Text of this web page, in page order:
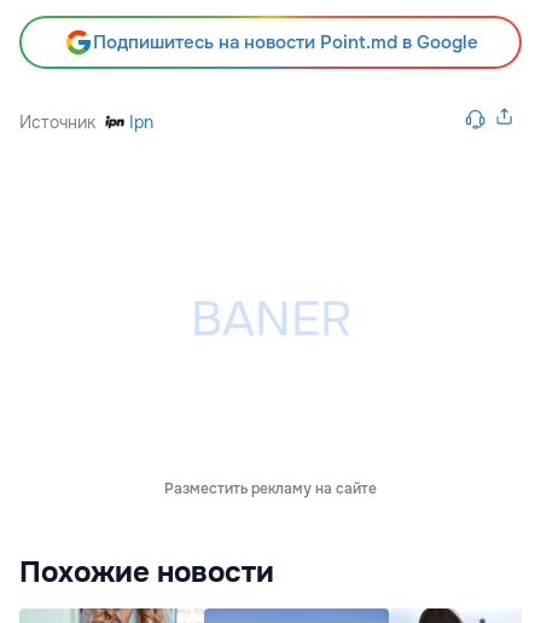
Подпишитесь на новости Point.md в Google
Источник Ipn
Разместить рекламу на сайте
Похожие новости